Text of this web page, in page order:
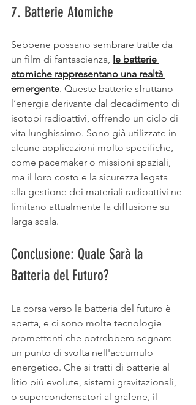
7. Batterie Atomiche
Sebbene possano sembrare tratte da
un film di fantascienza, le batterie
atomiche rappresentano una realtà
emergente. Queste batterie sfruttano
l’energia derivante dal decadimento di
isotopi radioattivi, offrendo un ciclo di
vita lunghissimo. Sono già utilizzate in
alcune applicazioni molto specifiche,
come pacemaker o missioni spaziali,
ma il loro costo e la sicurezza legata
alla gestione dei materiali radioattivi ne
limitano attualmente la diffusione su
larga scala.
Conclusione: Quale Sarà la
Batteria del Futuro?
La corsa verso la batteria del futuro è
aperta, e ci sono molte tecnologie
promettenti che potrebbero segnare
un punto di svolta nell'accumulo
energetico. Che si tratti di batterie al
litio più evolute, sistemi gravitazionali,
o supercondensatori al grafene, il